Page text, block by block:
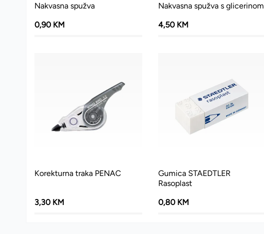
Nakvasna spužva
0,90 KM
Nakvasna spužva s glicerinom
4,50 KM
Korekturna traka PENAC
3,30 KM
Gumica STAEDTLER
Rasoplast
0,80 KM